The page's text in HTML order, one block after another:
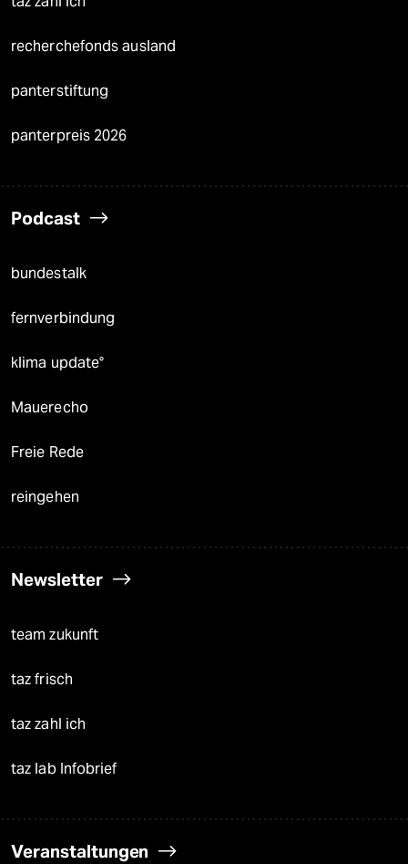
recherchefonds ausland
panterstiftung
panterpreis 2026
Podcast
bundestalk
fernverbindung
klima update°
Mauerecho
Freie Rede
reingehen
Newsletter
team zukunft
taz frisch
taz zahl ich
taz lab Infobrief
Veranstaltungen